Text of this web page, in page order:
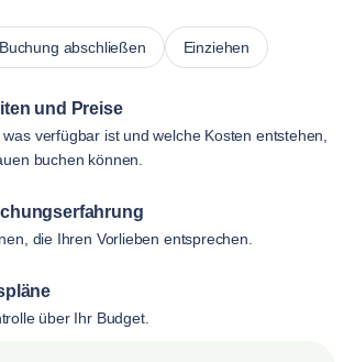
Buchung abschließen Einziehen
und Preise
verfügbar ist und welche Kosten entstehen,
buchen können.
die Ihren Vorlieben entsprechen.
über Ihr Budget.